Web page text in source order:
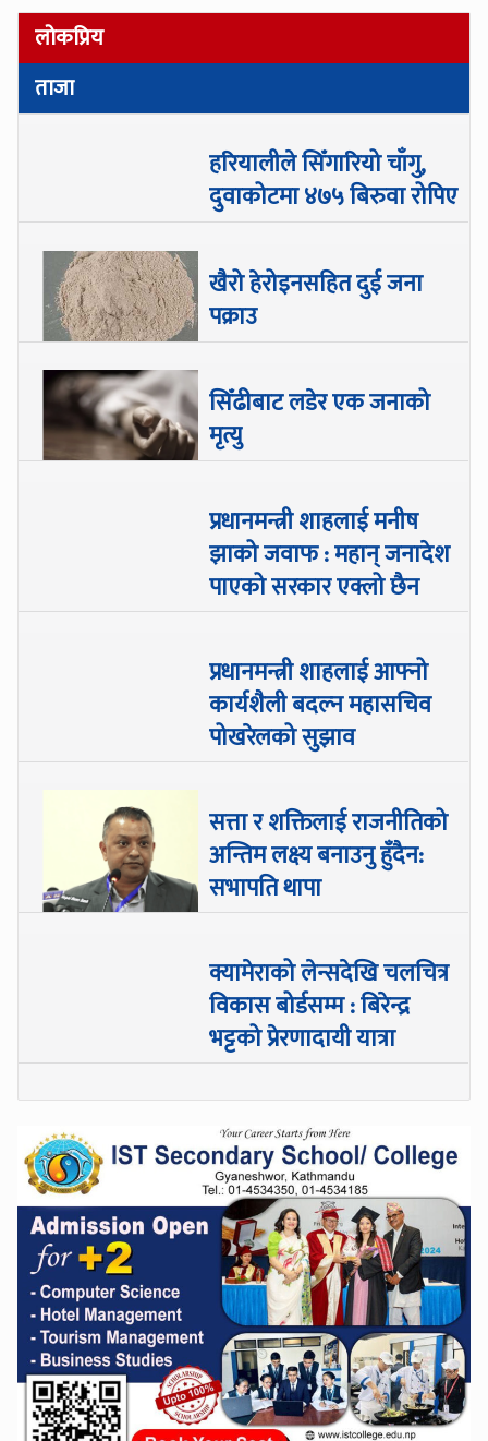
लोकप्रिय
ताजा
हरियालीले सिँगारियो चाँगु,
दुवाकोटमा ४७५ बिरुवा रोपिए
खैरो हेरोइनसहित दुई जना
पक्राउ
सिँढीबाट लडेर एक जनाको
मृत्यु
प्रधानमन्त्री शाहलाई मनीष
झाको जवाफ : महान् जनादेश
पाएको सरकार एक्लो छैन
प्रधानमन्त्री शाहलाई आफ्नो
कार्यशैली बदल्न महासचिव
पोखरेलको सुझाव
सत्ता र शक्तिलाई राजनीतिको
अन्तिम लक्ष्य बनाउनु हुँदैन:
सभापति थापा
क्यामेराको लेन्सदेखि चलचित्र
विकास बोर्डसम्म : बिरेन्द्र
भट्टको प्रेरणादायी यात्रा